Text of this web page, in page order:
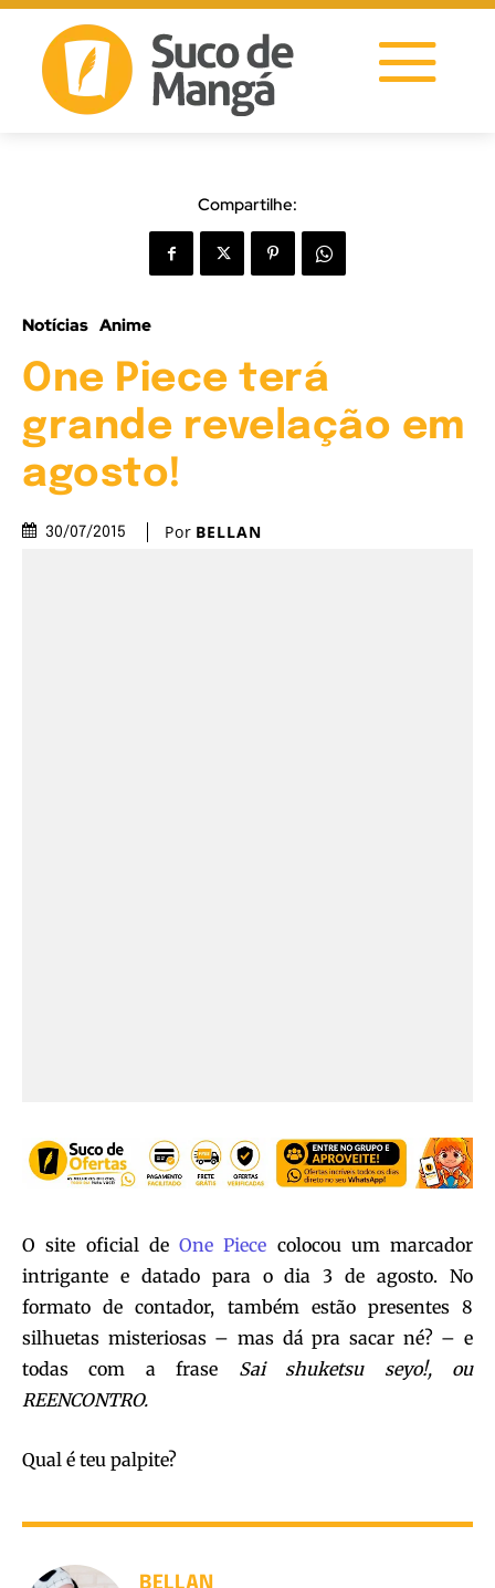
Compartilhe:
Notícias Anime
One Piece terá
grande revelação em
agosto!
30/07/2015 Por BELLAN
O site oficial de One Piece colocou um marcador
intrigante e datado para o dia 3 de agosto. No
formato de contador, também estão presentes 8
silhuetas misteriosas – mas dá pra sacar né? – e
todas com a frase Sai shuketsu seyo!, ou
REENCONTRO.
Qual é teu palpite?
BELLAN